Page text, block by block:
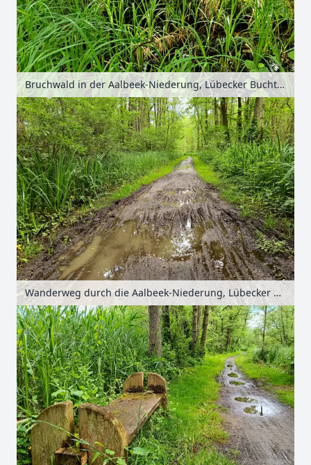
Bruchwald in der Aalbeek-Niederung, Lübecker Bucht, Schleswig-Holstein, Deutschland
Wanderweg durch die Aalbeek-Niederung, Lübecker Bucht, Schleswig-Holstein, Deutschland